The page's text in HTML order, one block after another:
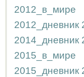
2012_в_мире
2012_дневник
2014_дневник
2015_в_мире
2015_дневник